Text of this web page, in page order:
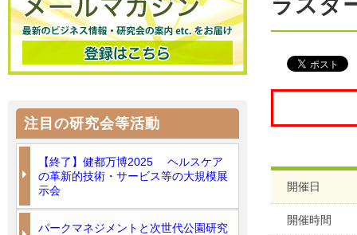
ラスタ
開催日
開催時間
注目の研究会等活動
【終了】健都万博2025 ヘルスケア
の革新的技術・サービス等の大規模展
示会
パークマネジメントと次世代公園研究